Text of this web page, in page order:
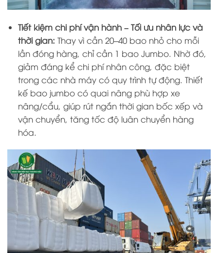
Tiết kiệm chi phí vận hành – Tối ưu nhân lực và
thời gian: Thay vì cần 20–40 bao nhỏ cho mỗi
lần đóng hàng, chỉ cần 1 bao Jumbo. Nhờ đó,
giảm đáng kể chi phí nhân công, đặc biệt
trong các nhà máy có quy trình tự động. Thiết
kế bao jumbo có quai nâng phù hợp xe
nâng/cẩu, giúp rút ngắn thời gian bốc xếp và
vận chuyển, tăng tốc độ luân chuyển hàng
hóa.